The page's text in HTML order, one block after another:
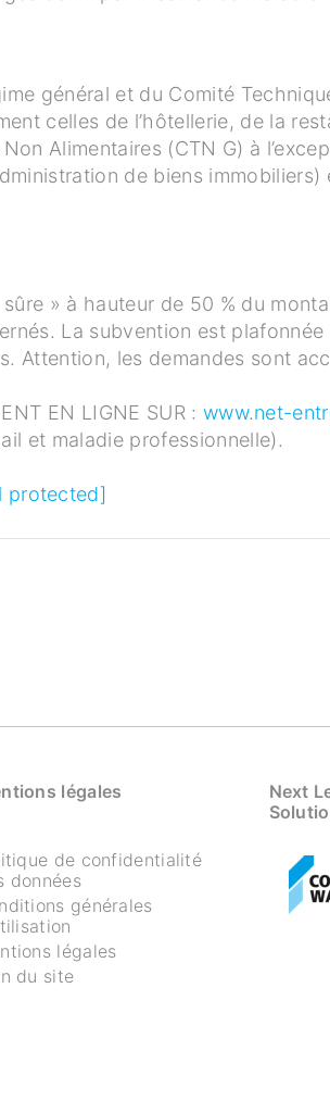
général et du Comité
celles de l’hôtellerie, de la
Alimentaires (CTN G) à
de biens
» à hauteur de 50 % du
La subvention est
Attention, les demandes sont
EN LIGNE SUR : www.net-
et maladie professionnelle).
protected]
légales
de confidentialité
données
générales
légales
du site
Next